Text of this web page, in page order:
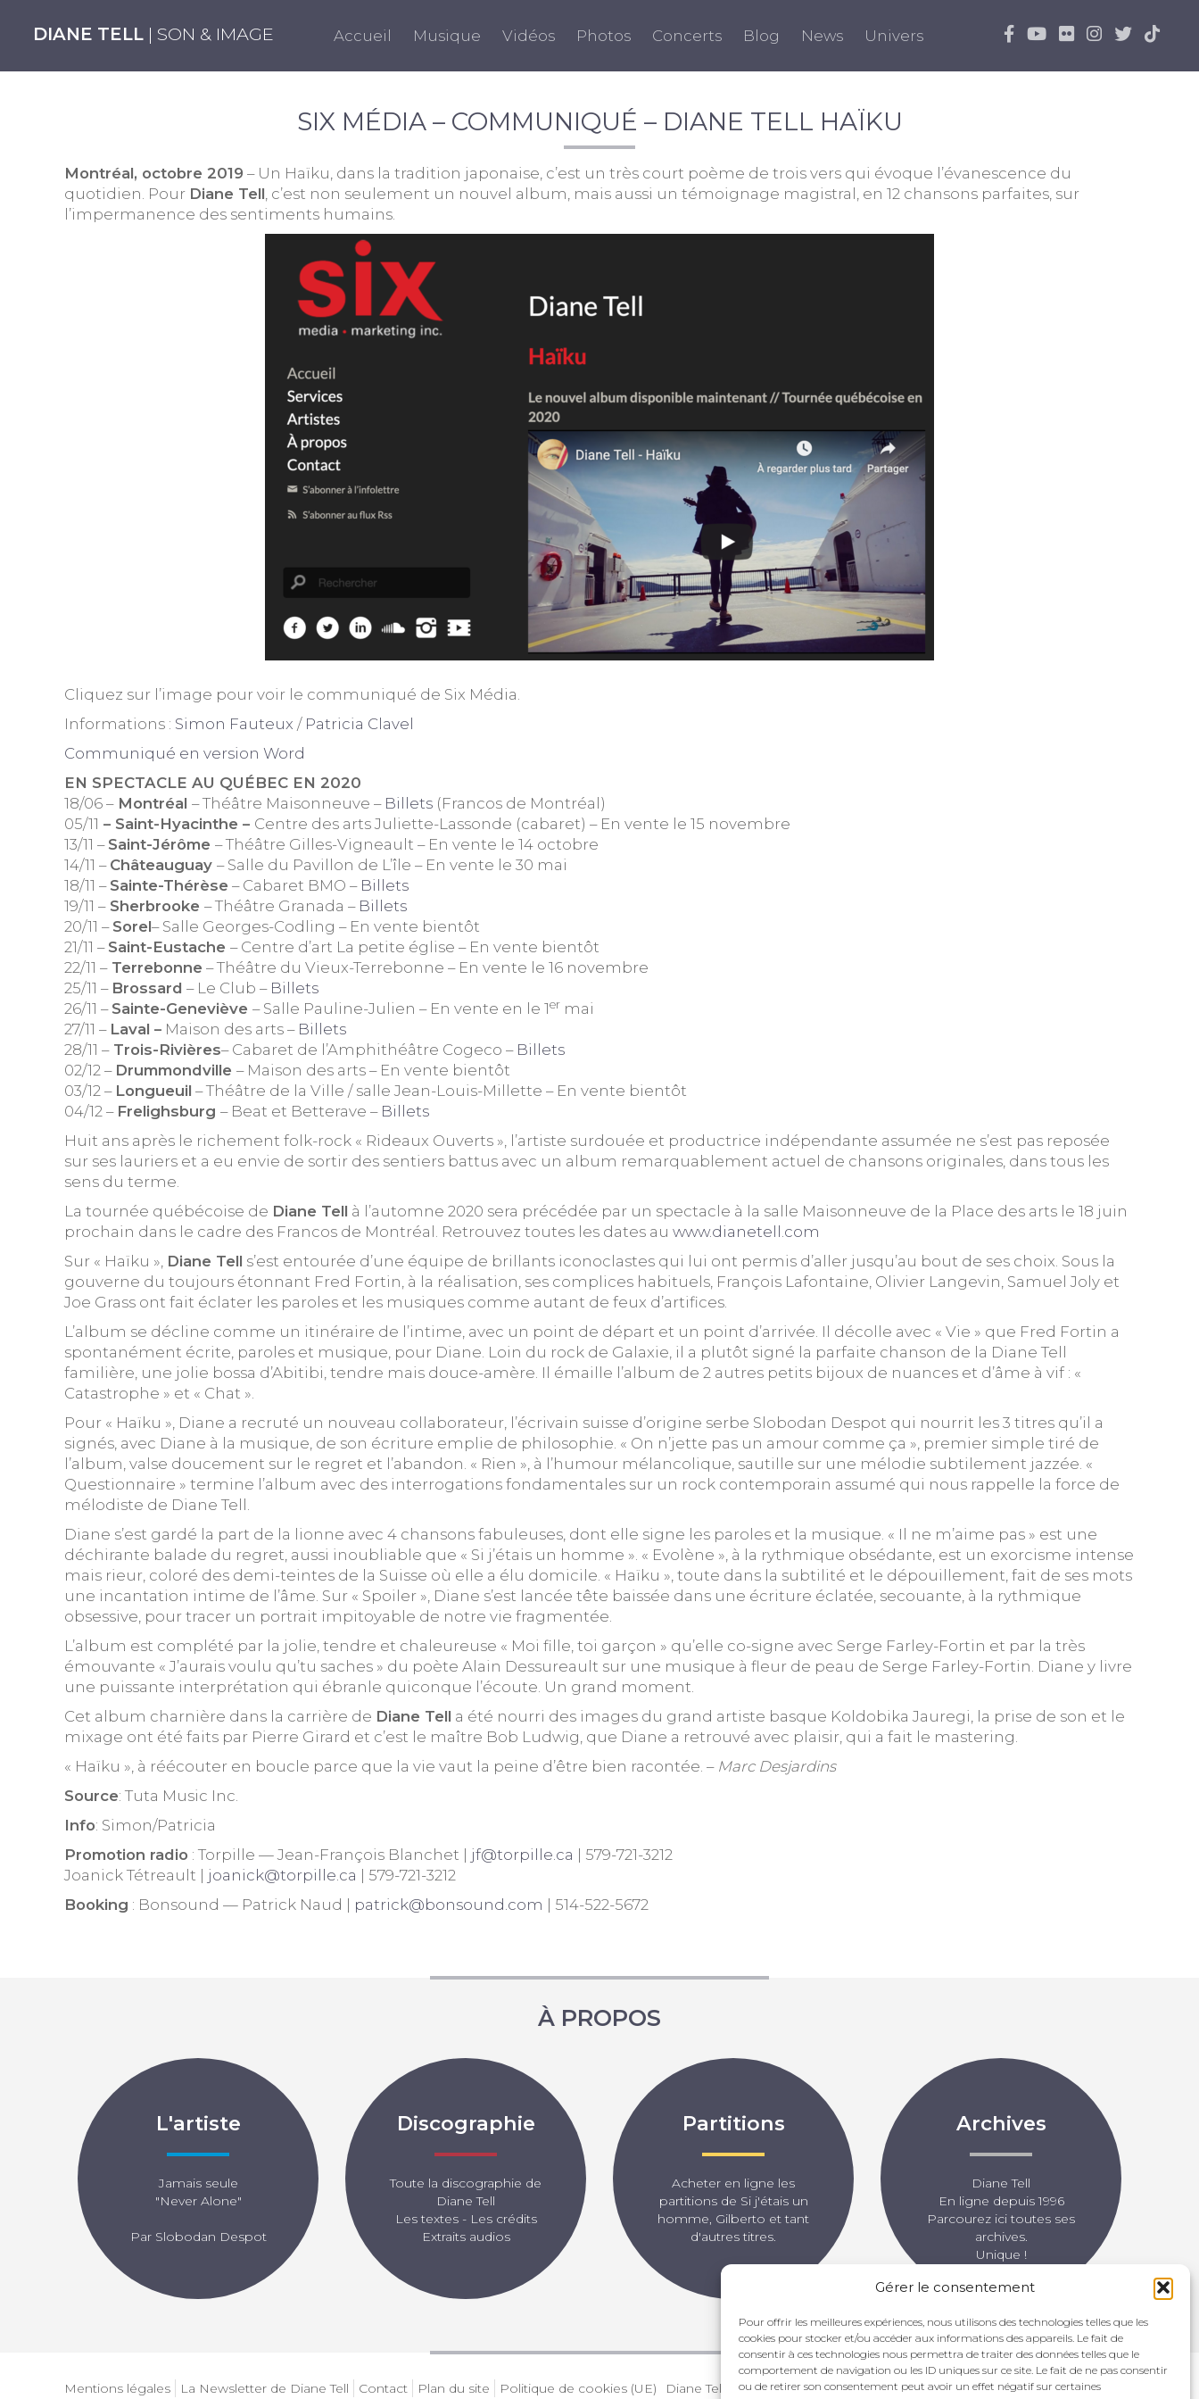
Gérer le consentement
Pour offrir les meilleures expériences, nous utilisons des technologies telles que les
cookies pour stocker et/ou accéder aux informations des appareils. Le fait de
consentir à ces technologies nous permettra de traiter des données telles que le
comportement de navigation ou les ID uniques sur ce site. Le fait de ne pas consentir
ou de retirer son consentement peut avoir un effet négatif sur certaines
DIANE TELL | SON & IMAGE Accueil Musique Vidéos Photos Concerts Blog News Univers
SIX MÉDIA – COMMUNIQUÉ – DIANE TELL HAÏKU
Montréal, octobre 2019 – Un Haïku, dans la tradition japonaise, c’est un très court poème de trois vers qui évoque l’évanescence du
quotidien. Pour Diane Tell, c’est non seulement un nouvel album, mais aussi un témoignage magistral, en 12 chansons parfaites, sur
l’impermanence des sentiments humains.
Cliquez sur l’image pour voir le communiqué de Six Média.
Informations : Simon Fauteux / Patricia Clavel
Communiqué en version Word
EN SPECTACLE AU QUÉBEC EN 2020
18/06 –Montréal – Théâtre Maisonneuve – Billets (Francos de Montréal)
05/11 – Saint-Hyacinthe – Centre des arts Juliette-Lassonde (cabaret) – En vente le 15 novembre
13/11 – Saint-Jérôme – Théâtre Gilles-Vigneault – En vente le 14 octobre
14/11 – Châteauguay – Salle du Pavillon de L’île – En vente le 30 mai
18/11 – Sainte-Thérèse – Cabaret BMO – Billets
19/11 – Sherbrooke – Théâtre Granada – Billets
20/11 – Sorel– Salle Georges-Codling – En vente bientôt
21/11 – Saint-Eustache – Centre d’art La petite église – En vente bientôt
22/11 – Terrebonne – Théâtre du Vieux-Terrebonne – En vente le 16 novembre
25/11 – Brossard – Le Club – Billets
26/11 – Sainte-Geneviève – Salle Pauline-Julien – En vente en le 1er mai
27/11 – Laval – Maison des arts – Billets
28/11 – Trois-Rivières– Cabaret de l’Amphithéâtre Cogeco – Billets
02/12 – Drummondville – Maison des arts – En vente bientôt
03/12 – Longueuil – Théâtre de la Ville / salle Jean-Louis-Millette – En vente bientôt
04/12 – Frelighsburg – Beat et Betterave – Billets
Huit ans après le richement folk-rock « Rideaux Ouverts », l’artiste surdouée et productrice indépendante assumée ne s’est pas reposée
sur ses lauriers et a eu envie de sortir des sentiers battus avec un album remarquablement actuel de chansons originales, dans tous les
sens du terme.
La tournée québécoise de Diane Tell à l’automne 2020 sera précédée par un spectacle à la salle Maisonneuve de la Place des arts le 18 juin
prochain dans le cadre des Francos de Montréal. Retrouvez toutes les dates au www.dianetell.com
Sur « Haïku », Diane Tell s’est entourée d’une équipe de brillants iconoclastes qui lui ont permis d’aller jusqu’au bout de ses choix. Sous la
gouverne du toujours étonnant Fred Fortin, à la réalisation, ses complices habituels, François Lafontaine, Olivier Langevin, Samuel Joly et
Joe Grass ont fait éclater les paroles et les musiques comme autant de feux d’artifices.
L’album se décline comme un itinéraire de l’intime, avec un point de départ et un point d’arrivée. Il décolle avec « Vie » que Fred Fortin a
spontanément écrite, paroles et musique, pour Diane. Loin du rock de Galaxie, il a plutôt signé la parfaite chanson de la Diane Tell
familière, une jolie bossa d’Abitibi, tendre mais douce-amère. Il émaille l’album de 2 autres petits bijoux de nuances et d’âme à vif : «
Catastrophe » et « Chat ».
Pour « Haïku », Diane a recruté un nouveau collaborateur, l’écrivain suisse d’origine serbe Slobodan Despot qui nourrit les 3 titres qu’il a
signés, avec Diane à la musique, de son écriture emplie de philosophie. « On n’jette pas un amour comme ça », premier simple tiré de
l’album, valse doucement sur le regret et l’abandon. « Rien », à l’humour mélancolique, sautille sur une mélodie subtilement jazzée. «
Questionnaire » termine l’album avec des interrogations fondamentales sur un rock contemporain assumé qui nous rappelle la force de
mélodiste de Diane Tell.
Diane s’est gardé la part de la lionne avec 4 chansons fabuleuses, dont elle signe les paroles et la musique. « Il ne m’aime pas » est une
déchirante balade du regret, aussi inoubliable que « Si j’étais un homme ». « Evolène », à la rythmique obsédante, est un exorcisme intense
mais rieur, coloré des demi-teintes de la Suisse où elle a élu domicile. « Haïku », toute dans la subtilité et le dépouillement, fait de ses mots
une incantation intime de l’âme. Sur « Spoiler », Diane s’est lancée tête baissée dans une écriture éclatée, secouante, à la rythmique
obsessive, pour tracer un portrait impitoyable de notre vie fragmentée.
L’album est complété par la jolie, tendre et chaleureuse « Moi fille, toi garçon » qu’elle co-signe avec Serge Farley-Fortin et par la très
émouvante « J’aurais voulu qu’tu saches » du poète Alain Dessureault sur une musique à fleur de peau de Serge Farley-Fortin. Diane y livre
une puissante interprétation qui ébranle quiconque l’écoute. Un grand moment.
Cet album charnière dans la carrière de Diane Tell a été nourri des images du grand artiste basque Koldobika Jauregi, la prise de son et le
mixage ont été faits par Pierre Girard et c’est le maître Bob Ludwig, que Diane a retrouvé avec plaisir, qui a fait le mastering.
« Haïku », à réécouter en boucle parce que la vie vaut la peine d’être bien racontée. – Marc Desjardins
Source: Tuta Music Inc.
Info: Simon/Patricia
Promotion radio : Torpille — Jean-François Blanchet | jf@torpille.ca | 579-721-3212
Joanick Tétreault | joanick@torpille.ca | 579-721-3212
Booking : Bonsound — Patrick Naud | patrick@bonsound.com | 514-522-5672
À PROPOS
L'artiste
Jamais seule
"Never Alone"
Par Slobodan Despot
Discographie
Toute la discographie de
Diane Tell
Les textes - Les crédits
Extraits audios
Partitions
Acheter en ligne les
partitions de Si j'étais un
homme, Gilberto et tant
d'autres titres.
Archives
Diane Tell
En ligne depuis 1996
Parcourez ici toutes ses
archives.
Unique !
Mentions légales La Newsletter de Diane Tell Contact Plan du site Politique de cookies (UE) Diane Tell | SON & IMAGE © 2026